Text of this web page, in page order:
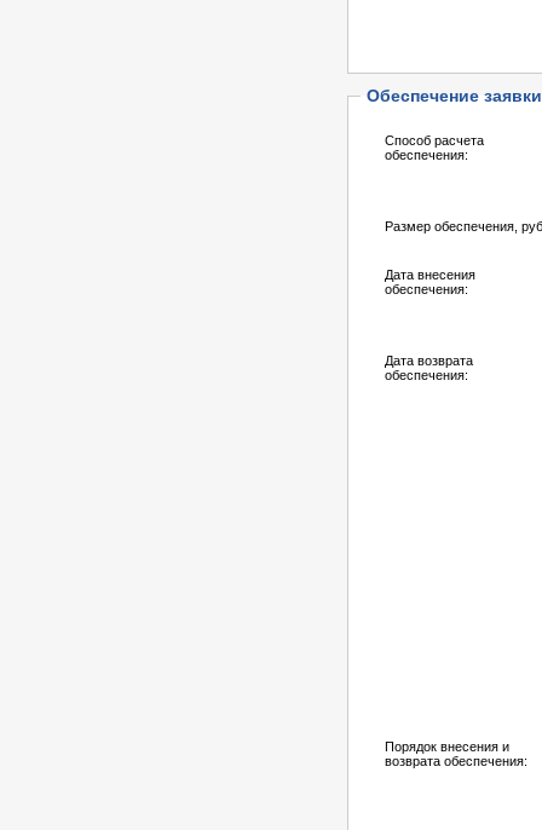
Обеспечение заявки
Способ расчета
обеспечения:
Размер обеспечения,
Дата внесения
обеспечения:
Дата возврата
обеспечения:
Порядок внесения и
возврата обеспечения: